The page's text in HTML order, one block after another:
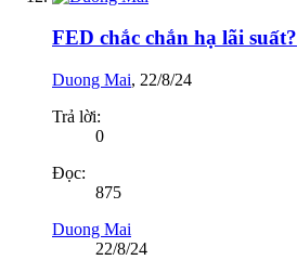
FED chắc chắn hạ lãi suất?
Duong Mai, 22/8/24
Trả lời:
0
Đọc:
875
Duong Mai
22/8/24